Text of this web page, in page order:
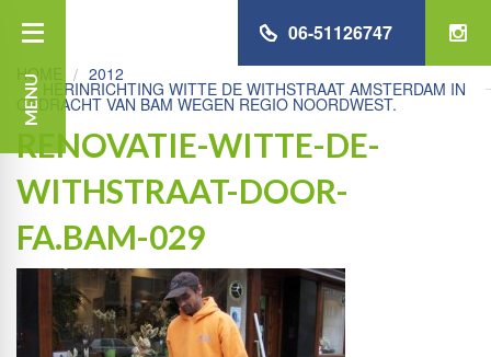
MENU
06-51126747
HOME 2012
HERINRICHTING WITTE DE WITHSTRAAT AMSTERDAM IN
OPDRACHT VAN BAM WEGEN REGIO NOORDWEST.
RENOVATIE-WITTE-DE-
WITHSTRAAT-DOOR-
FA.BAM-029